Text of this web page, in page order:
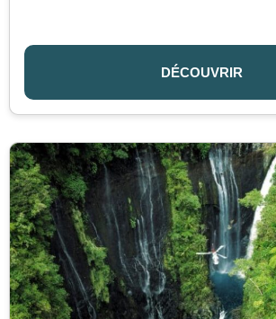
DÉCOUVRIR